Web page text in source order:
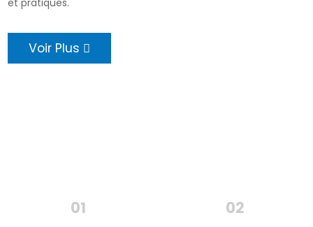
et pratiques.
Voir Plus
01 02